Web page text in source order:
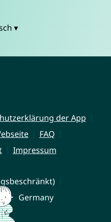
▾
der App
FAQ
Impressum
Germany